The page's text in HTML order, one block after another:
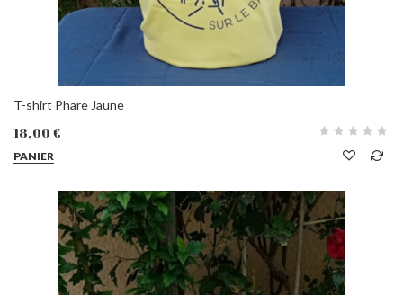
T-shirt Phare Jaune
18,00 €
PANIER